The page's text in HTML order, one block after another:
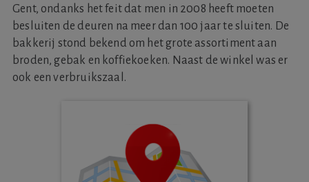
Gent, ondanks het feit dat men in 2008 heeft moeten
besluiten de deuren na meer dan 100 jaar te sluiten. De
bakkerij stond bekend om het grote assortiment aan
broden, gebak en koffiekoeken. Naast de winkel was er
ook een verbruikszaal.